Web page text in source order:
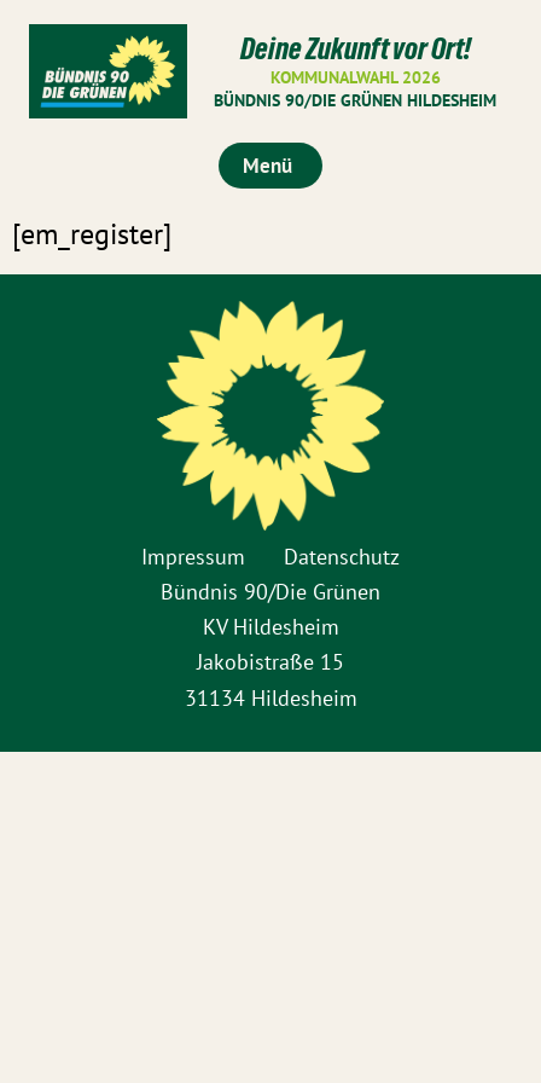
Deine Zukunft vor Ort!
KOMMUNALWAHL 2026
BÜNDNIS 90/DIE GRÜNEN HILDESHEIM
Menü
[em_register]
Impressum
Datenschutz
Bündnis 90/Die Grünen
KV Hildesheim
Jakobistraße 15
31134 Hildesheim